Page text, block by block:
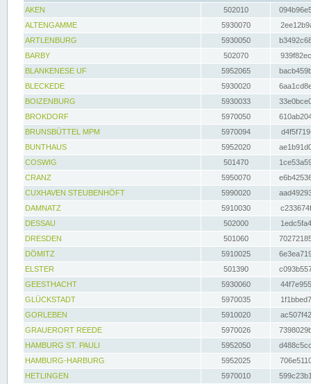
AKEN
502010
ALTENGAMME
5930070
ARTLENBURG
5930050
BARBY
502070
BLANKENESE UF
5952065
BLECKEDE
5930020
BOIZENBURG
5930033
BROKDORF
5970050
BRUNSBÜTTEL MPM
5970094
BUNTHAUS
5952020
COSWIG
501470
CRANZ
5950070
CUXHAVEN STEUBENHÖFT
5990020
DAMNATZ
5910030
DESSAU
502000
DRESDEN
501060
DÖMITZ
5910025
ELSTER
501390
GEESTHACHT
5930060
GLÜCKSTADT
5970035
GORLEBEN
5910020
GRAUERORT REEDE
5970026
HAMBURG ST. PAULI
5952050
HAMBURG-HARBURG
5952025
HETLINGEN
5970010